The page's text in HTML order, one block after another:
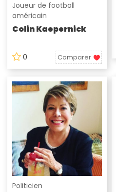
Joueur de football
américain
Colin Kaepernick
0 Comparer
Politicien